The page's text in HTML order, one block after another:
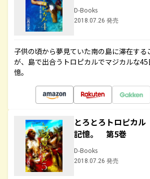
D-Books
2018.07.26 発売
子供の頃から夢見ていた南の島に滞在す
が、島で出合うトロピカルでマジカルな
憶。
とろとろトロピカ
記憶。 第5巻
D-Books
2018.07.26 発売